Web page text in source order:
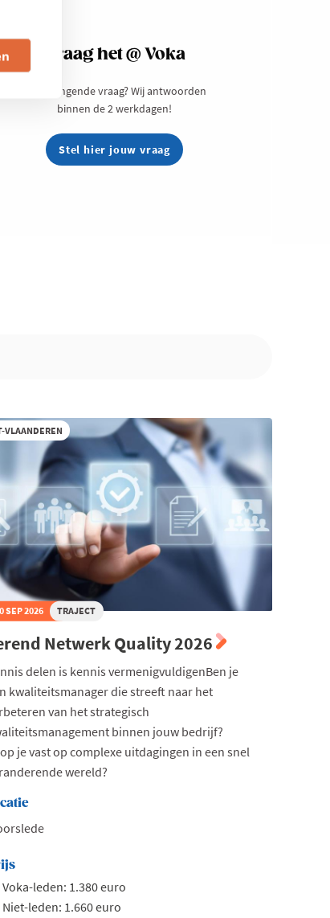
Vraag het @ Voka
Een prangende vraag? Wij antwoorden
binnen de 2 werkdagen!
Stel hier jouw vraag
VLAANDEREN
SEP 2026 TRAJECT
Netwerk Quality 2026
delen is kennis vermenigvuldigenBen je
kwaliteitsmanager die streeft naar het
van het strategisch
binnen jouw bedrijf?
je vast op complexe uitdagingen in een snel
wereld?
Voka-leden: 1.380 euro
Niet-leden: 1.660 euro